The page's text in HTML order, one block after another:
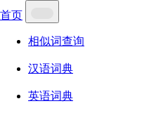
首页
相似词查询
汉语词典
英语词典